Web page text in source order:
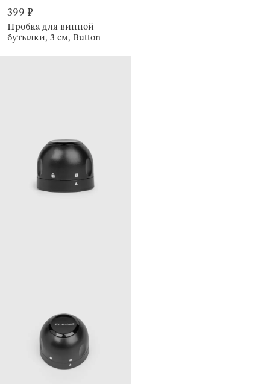
399 ₽
Пробка для винной
бутылки, 3 см, Button